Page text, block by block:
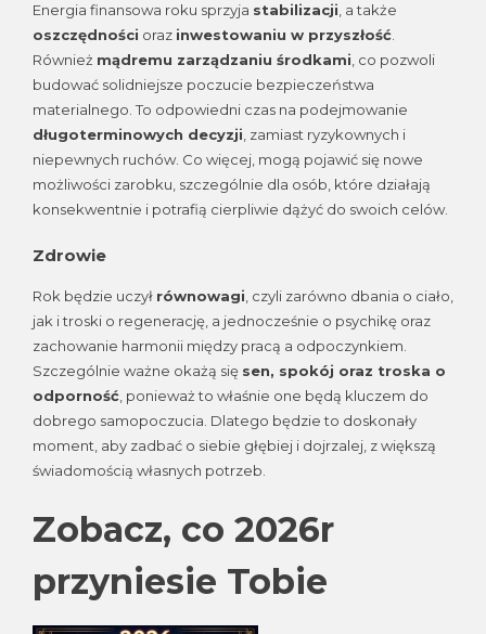
Energia finansowa roku sprzyja stabilizacji, a także
oszczędności oraz inwestowaniu w przyszłość.
Również mądremu zarządzaniu środkami, co pozwoli
budować solidniejsze poczucie bezpieczeństwa
materialnego. To odpowiedni czas na podejmowanie
długoterminowych decyzji, zamiast ryzykownych i
niepewnych ruchów. Co więcej, mogą pojawić się nowe
możliwości zarobku, szczególnie dla osób, które działają
konsekwentnie i potrafią cierpliwie dążyć do swoich celów.
Zdrowie
Rok będzie uczył równowagi , czyli zarówno dbania o ciało,
jak i troski o regenerację, a jednocześnie o psychikę oraz
zachowanie harmonii między pracą a odpoczynkiem.
Szczególnie ważne okażą się sen, spokój oraz troska o
odporność , ponieważ to właśnie one będą kluczem do
dobrego samopoczucia. Dlatego będzie to doskonały
moment, aby zadbać o siebie głębiej i dojrzalej, z większą
świadomością własnych potrzeb.
Zobacz, co 2026r
przyniesie Tobie